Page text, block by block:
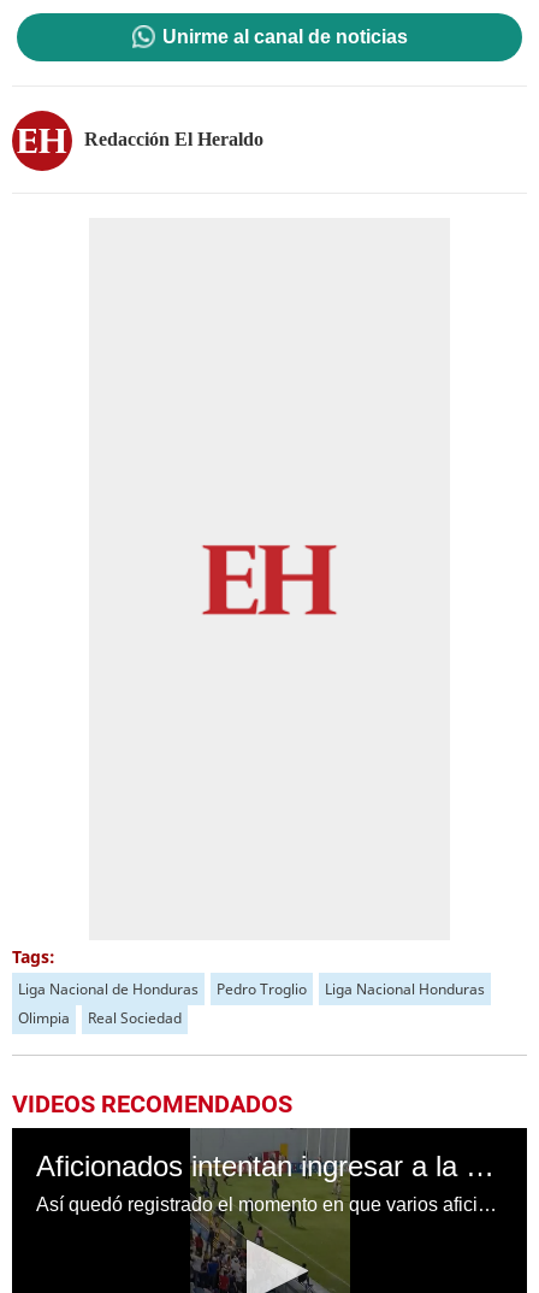
Unirme al canal de noticias
Redacción El Heraldo
Tags:
Liga Nacional de Honduras Pedro Troglio
Liga Nacional Honduras
Olimpia
Real Sociedad
VIDEOS RECOMENDADOS
Aficionados intentan ingresar a la cancha durante el clásico de Olimpia y Motagua
Así quedó registrado el momento en que varios aficionados ingresaron al Estadio Morazán durante el partido entre Olimpia y Motagua.